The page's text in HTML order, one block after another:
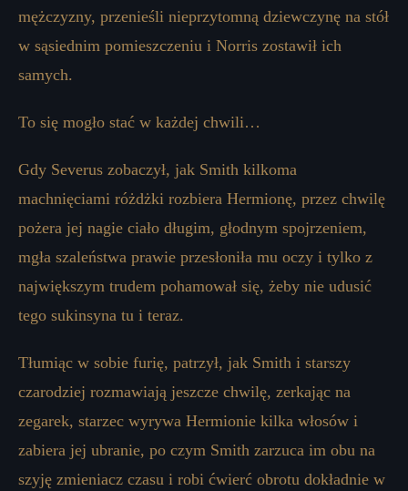
mężczyzny, przenieśli nieprzytomną dziewczynę na stół
w sąsiednim pomieszczeniu i Norris zostawił ich
samych.
To się mogło stać w każdej chwili…
Gdy Severus zobaczył, jak Smith kilkoma
machnięciami różdżki rozbiera Hermionę, przez chwilę
pożera jej nagie ciało długim, głodnym spojrzeniem,
mgła szaleństwa prawie przesłoniła mu oczy i tylko z
największym trudem pohamował się, żeby nie udusić
tego sukinsyna tu i teraz.
Tłumiąc w sobie furię, patrzył, jak Smith i starszy
czarodziej rozmawiają jeszcze chwilę, zerkając na
zegarek, starzec wyrywa Hermionie kilka włosów i
zabiera jej ubranie, po czym Smith zarzuca im obu na
szyję zmieniacz czasu i robi ćwierć obrotu dokładnie w